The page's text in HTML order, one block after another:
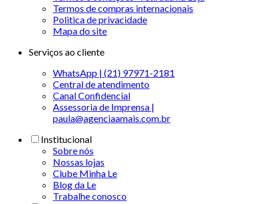
Termos de compras internacionais
Politica de privacidade
Mapa do site
Serviços ao cliente
WhatsApp | (21) 97971-2181
Central de atendimento
Canal Confidencial
Assessoria de Imprensa |
paula@agenciaamais.com.br
Institucional
Sobre nós
Nossas lojas
Clube Minha Le
Blog da Le
Trabalhe conosco